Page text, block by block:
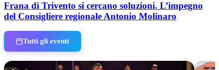
Frana di Trivento si cercano soluzioni. L’impegno
del Consigliere regionale Antonio Molinaro
Tutti gli eventi